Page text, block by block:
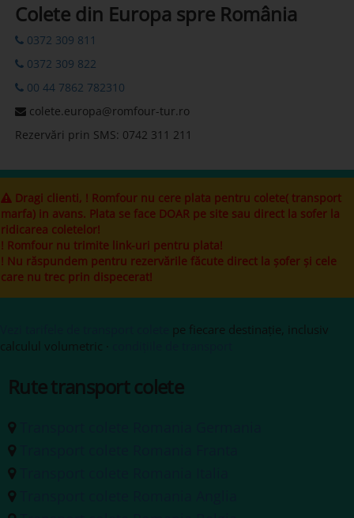
Colete din Europa spre România
0372 309 811
0372 309 822
00 44 7862 782310
colete.europa@romfour-tur.ro
Rezervări prin SMS: 0742 311 211
Dragi clienti, ! Romfour nu cere plata pentru colete( transport
marfa) in avans. Plata se face DOAR pe site sau direct la sofer la
ridicarea coletelor!
! Romfour nu trimite link-uri pentru plata!
! Nu răspundem pentru rezervările făcute direct la șofer și cele
care nu trec prin dispecerat!
pe fiecare destinație, inclusiv
calculul volumetric ·
Rute transport colete